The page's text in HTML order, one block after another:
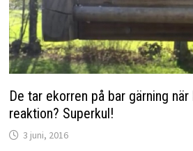
De tar ekorren på bar gärning
reaktion? Superkul!
3 juni, 2016